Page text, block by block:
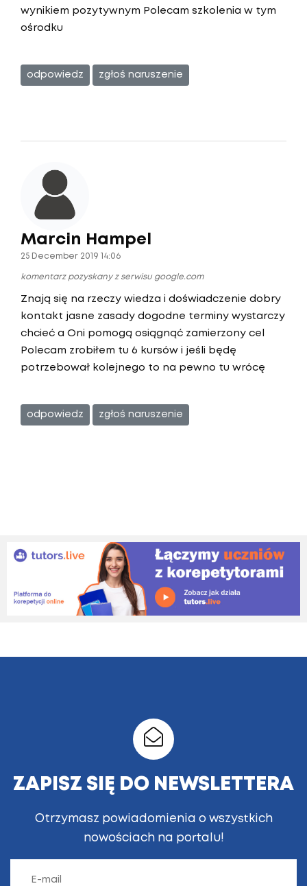
wynikiem pozytywnym Polecam szkolenia w tym
ośrodku
odpowiedz zgłoś naruszenie
Marcin Hampel
25 December 2019 14:06
komentarz pozyskany z serwisu google.com
Znają się na rzeczy wiedza i doświadczenie dobry
kontakt jasne zasady dogodne terminy wystarczy
chcieć a Oni pomogą osiągnąć zamierzony cel
Polecam zrobiłem tu 6 kursów i jeśli będę
potrzebował kolejnego to na pewno tu wrócę
odpowiedz zgłoś naruszenie
ZAPISZ SIĘ DO NEWSLETTERA
Otrzymasz powiadomienia o wszystkich
nowościach na portalu!